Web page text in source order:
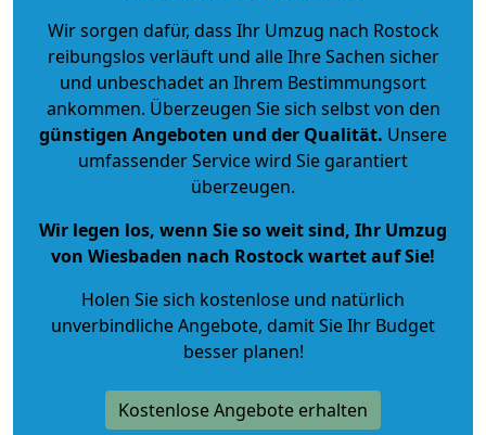
Wir sorgen dafür, dass Ihr Umzug nach Rostock
reibungslos verläuft und alle Ihre Sachen sicher
und unbeschadet an Ihrem Bestimmungsort
ankommen. Überzeugen Sie sich selbst von den
günstigen Angeboten und der Qualität. Unsere
umfassender Service wird Sie garantiert
überzeugen.
Wir legen los, wenn Sie so weit sind, Ihr Umzug
von Wiesbaden nach Rostock wartet auf Sie!
Holen Sie sich kostenlose und natürlich
unverbindliche Angebote, damit Sie Ihr Budget
besser planen!
Kostenlose Angebote erhalten